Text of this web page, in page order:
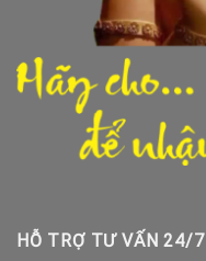
HỖ TRỢ TƯ VẤN 24/7